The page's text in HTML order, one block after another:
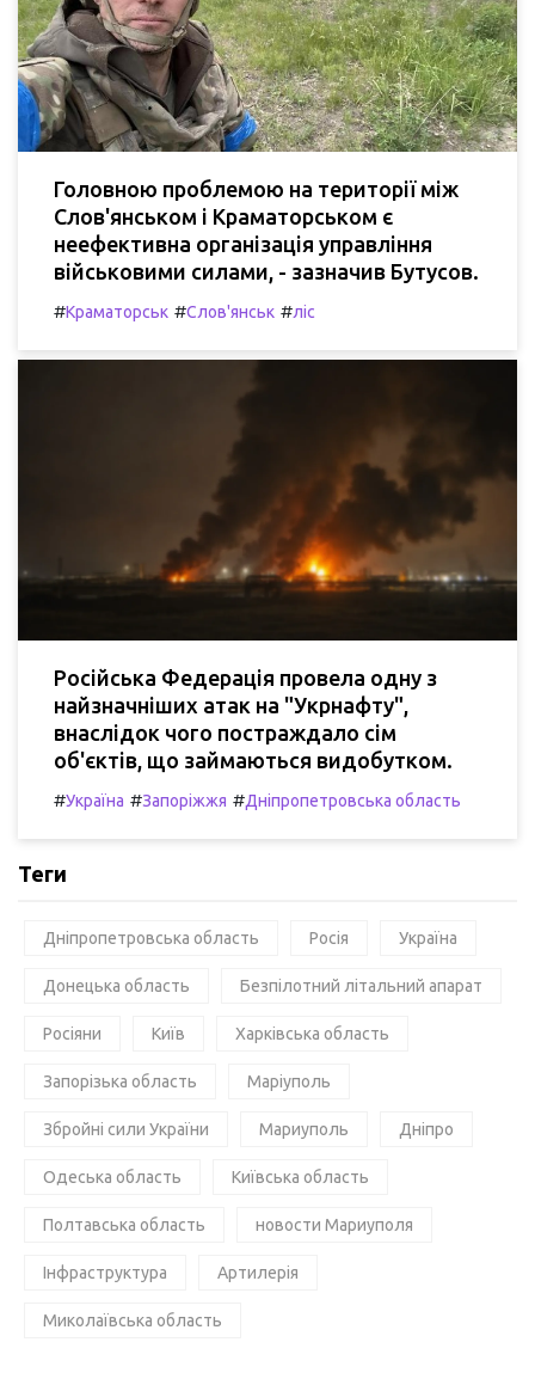
Головною проблемою на території між
Слов'янськом і Краматорськом є
неефективна організація управління
військовими силами, - зазначив Бутусов.
#Краматорськ #Слов'янськ #ліс
Російська Федерація провела одну з
найзначніших атак на "Укрнафту",
внаслідок чого постраждало сім
об'єктів, що займаються видобутком.
#Україна #Запоріжжя #Дніпропетровська область
Теги
Дніпропетровська область Росія Україна
Донецька область Безпілотний літальний апарат
Росіяни Київ Харківська область
Запорізька область Маріуполь
Збройні сили України Мариуполь Дніпро
Одеська область Київська область
Полтавська область новости Мариуполя
Інфраструктура Артилерія
Миколаївська область